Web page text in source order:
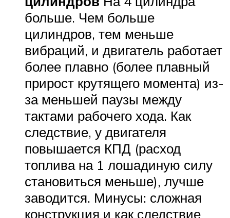
больше. Чем больше
цилиндров, тем меньше
вибраций, и двигатель работает
более плавно (более плавный
прирост крутящего момента) из-
за меньшей паузы между
тактами рабочего хода. Как
следствие, у двигателя
повышается КПД (расход
топлива на 1 лошадиную силу
становиться меньше), лучше
заводится. Минусы: сложная
конструкция и как следствие